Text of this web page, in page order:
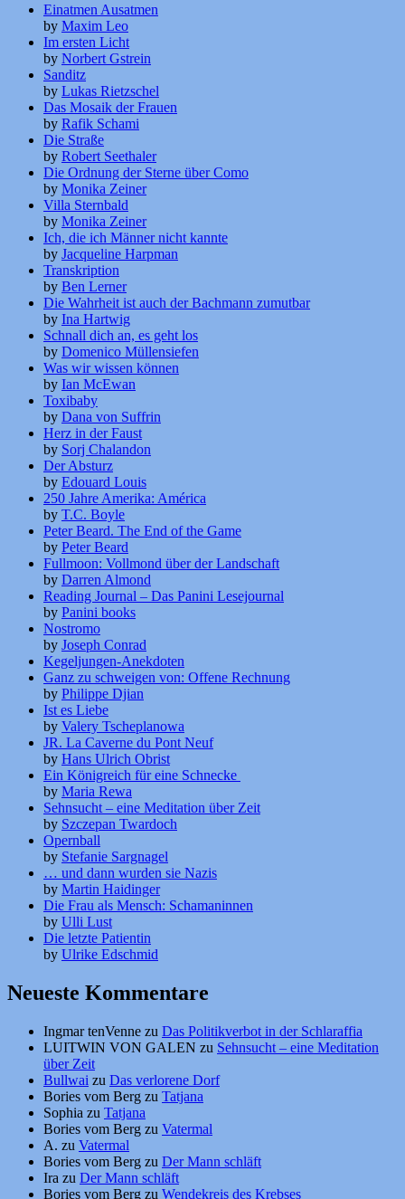
Einatmen Ausatmen
by Maxim Leo
Im ersten Licht
by Norbert Gstrein
Sanditz
by Lukas Rietzschel
Das Mosaik der Frauen
by Rafik Schami
Die Straße
by Robert Seethaler
Die Ordnung der Sterne über Como
by Monika Zeiner
Villa Sternbald
by Monika Zeiner
Ich, die ich Männer nicht kannte
by Jacqueline Harpman
Transkription
by Ben Lerner
Die Wahrheit ist auch der Bachmann zumutbar
by Ina Hartwig
Schnall dich an, es geht los
by Domenico Müllensiefen
Was wir wissen können
by Ian McEwan
Toxibaby
by Dana von Suffrin
Herz in der Faust
by Sorj Chalandon
Der Absturz
by Edouard Louis
250 Jahre Amerika: América
by T.C. Boyle
Peter Beard. The End of the Game
by Peter Beard
Fullmoon: Vollmond über der Landschaft
by Darren Almond
Reading Journal – Das Panini Lesejournal
by Panini books
Nostromo
by Joseph Conrad
Kegeljungen-Anekdoten
Ganz zu schweigen von: Offene Rechnung
by Philippe Djian
Ist es Liebe
by Valery Tscheplanowa
JR. La Caverne du Pont Neuf
by Hans Ulrich Obrist
Ein Königreich für eine Schnecke
by Maria Rewa
Sehnsucht – eine Meditation über Zeit
by Szczepan Twardoch
Opernball
by Stefanie Sargnagel
… und dann wurden sie Nazis
by Martin Haidinger
Die Frau als Mensch: Schamaninnen
by Ulli Lust
Die letzte Patientin
by Ulrike Edschmid
Neueste Kommentare
Ingmar tenVenne zu Das Politikverbot in der Schlaraffia
LUITWIN VON GALEN zu Sehnsucht – eine Meditation
über Zeit
Bullwai zu Das verlorene Dorf
Bories vom Berg zu Tatjana
Sophia zu Tatjana
Bories vom Berg zu Vatermal
A. zu Vatermal
Bories vom Berg zu Der Mann schläft
Ira zu Der Mann schläft
Bories vom Berg zu Wendekreis des Krebses